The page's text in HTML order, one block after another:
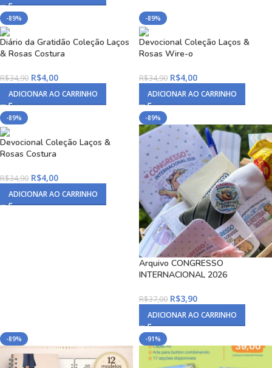
-89%
Diário da Gratidão Coleção Laços
& Rosas Costura
R$34,90 R$4,00
ADICIONAR AO CARRINHO
-89%
Devocional Coleção Laços &
Rosas Wire-o
R$34,90 R$4,00
ADICIONAR AO CARRINHO
-89%
Devocional Coleção Laços &
Rosas Costura
R$34,90 R$4,00
ADICIONAR AO CARRINHO
-89%
Arquivo CONGRESSO
INTERNACIONAL 2026
R$37,00 R$3,90
ADICIONAR AO CARRINHO
-89% -91%